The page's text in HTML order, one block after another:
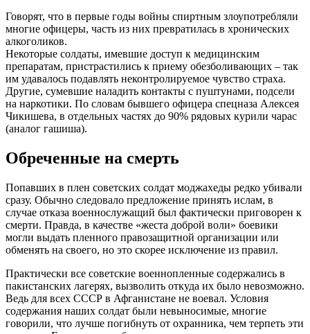
Говорят, что в первые годы войны спиртным злоупотребляли
многие офицеры, часть из них превратилась в хронических
алкоголиков.
Некоторые солдаты, имевшие доступ к медицинским
препаратам, пристрастились к приему обезболивающих – так
им удавалось подавлять неконтролируемое чувство страха.
Другие, сумевшие наладить контакты с пуштунами, подсели
на наркотики. По словам бывшего офицера спецназа Алексея
Чикишева, в отдельных частях до 90% рядовых курили чарас
(аналог гашиша).
Обреченные на смерть
Попавших в плен советских солдат моджахеды редко убивали
сразу. Обычно следовало предложение принять ислам, в
случае отказа военнослужащий был фактически приговорен к
смерти. Правда, в качестве «жеста доброй воли» боевики
могли выдать пленного правозащитной организации или
обменять на своего, но это скорее исключение из правил.
Практически все советские военнопленные содержались в
пакистанских лагерях, вызволить откуда их было невозможно.
Ведь для всех СССР в Афганистане не воевал. Условия
содержания наших солдат были невыносимые, многие
говорили, что лучше погибнуть от охранника, чем терпеть эти